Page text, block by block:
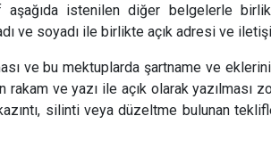
aşağıda istenilen diğer belgelerle
ve soyadı ile birlikte açık adresi ve
ve bu mektuplarda şartname ve
ve yazı ile açık olarak yazılması
silinti veya düzeltme bulunan